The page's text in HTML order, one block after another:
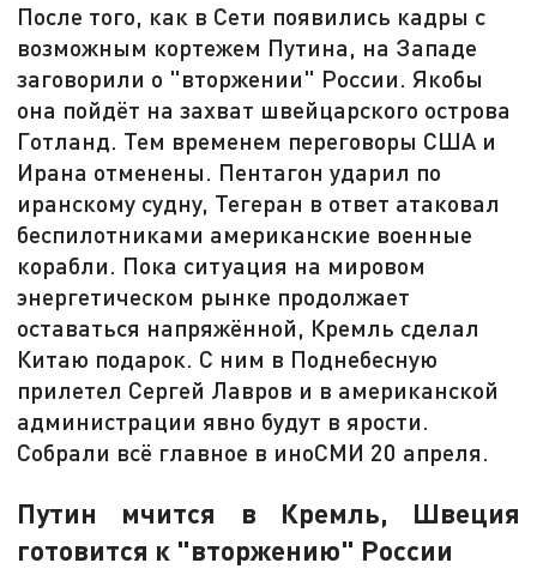
После того, как в Сети появились кадры с
возможным кортежем Путина, на Западе
заговорили о "вторжении" России. Якобы
она пойдёт на захват швейцарского острова
Готланд. Тем временем переговоры США и
Ирана отменены. Пентагон ударил по
иранскому судну, Тегеран в ответ атаковал
беспилотниками американские военные
корабли. Пока ситуация на мировом
энергетическом рынке продолжает
оставаться напряжённой, Кремль сделал
Китаю подарок. С ним в Поднебесную
прилетел Сергей Лавров и в американской
администрации явно будут в ярости.
Собрали всё главное в иноСМИ 20 апреля.
Путин мчится в Кремль, Швеция
готовится к "вторжению" России